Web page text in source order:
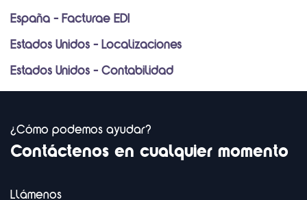
España - Facturae EDI
Estados Unidos - Localizaciones
Estados Unidos - Contabilidad
¿Cómo podemos ayudar?
Contáctenos en cualquier momento
Llámenos